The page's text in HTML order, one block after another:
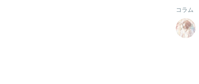
コラム